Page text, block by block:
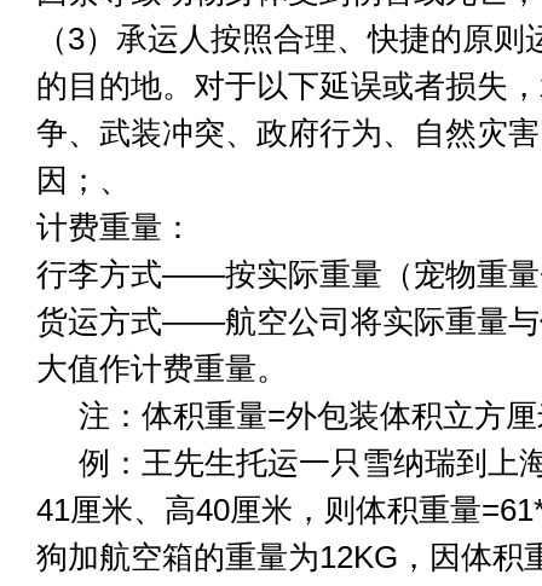
（3）承运人按照合理、快捷的原
的目的地。对于以下延误或者损失
争、武装冲突、政府行为、自然灾
因；、
计费重量：
行李方式——按实际重量（宠物重
货运方式——航空公司将实际重量
大值作计费重量。
注：体积重量=外包装体积立方厘
例：王先生托运一只雪纳瑞到上
41厘米、高40厘米，则体积重量
狗加航空箱的重量为12KG，因体积